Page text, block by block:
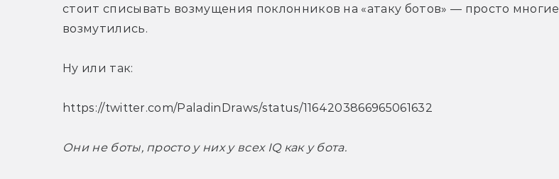
стоит списывать возмущения поклонников на «атаку ботов» — просто многие
возмутились.
Ну или так:
https://twitter.com/PaladinDraws/status/1164203866965061632
Они не боты, просто у них у всех IQ как у бота.